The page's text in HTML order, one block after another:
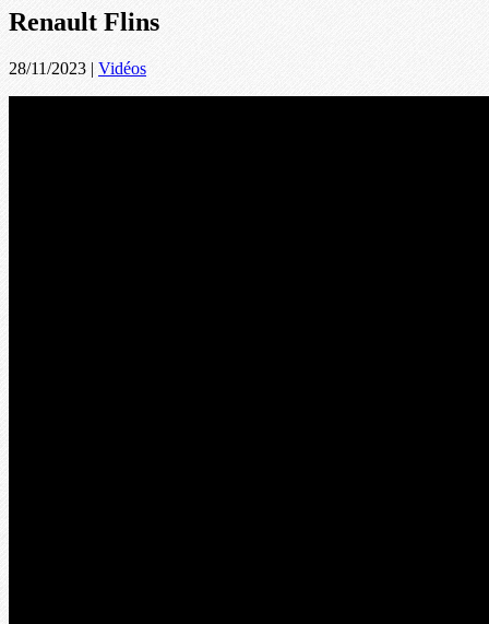
Renault Flins
28/11/2023 | Vidéos